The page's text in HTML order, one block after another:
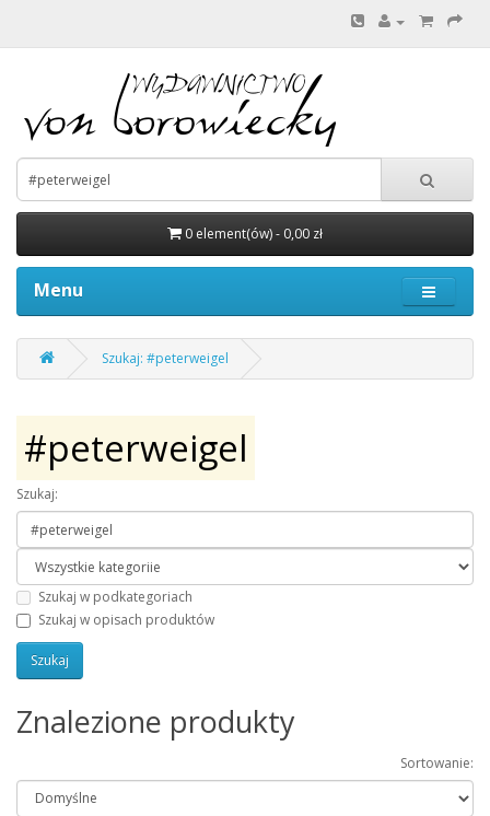
0 element(ów) - 0,00 zł
Menu
Szukaj: #peterweigel
#peterweigel
Szukaj:
Szukaj w podkategoriach
Szukaj w opisach produktów
Znalezione produkty
Sortowanie: